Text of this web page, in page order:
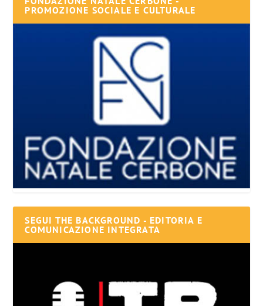
PROMOZIONE SOCIALE E CULTURALE
SEGUI THE BACKGROUND - EDITORIA E
COMUNICAZIONE INTEGRATA